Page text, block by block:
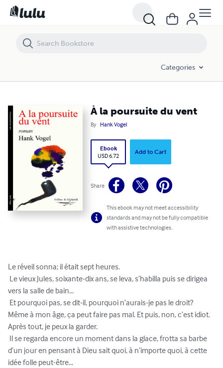
Categories
À la poursuite du vent
By Hank Vogel
Ebook
USD 6.72
Add to Cart
Share
This ebook may not meet accessibility
standards and may not be fully compatible
with assistive technologies.
Le réveil sonna; il était sept heures.
vers la salle de bain...
Même à mon âge, ça peut faire pas mal. Et puis, non, c’est idiot.
Après tout, je peux la garder.
d’un jour en pensant à Dieu sait quoi, à n’importe quoi, à cette
idée folle peut-être...
À la poursuite du vent